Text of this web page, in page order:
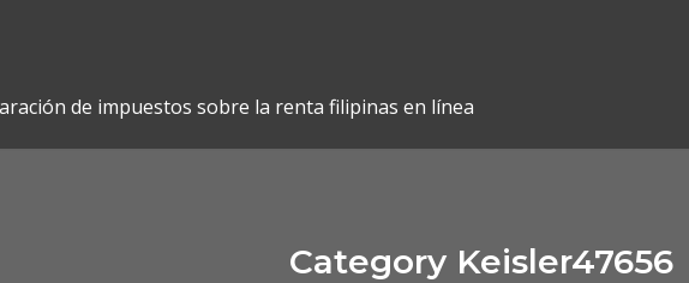
de impuestos sobre la renta filipinas en línea
Category Keisler47656